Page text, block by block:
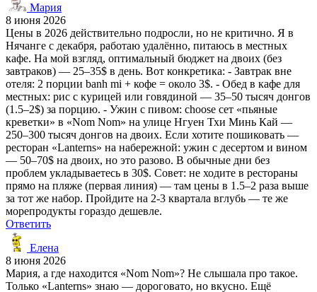
Мария
8 июня 2026
Цены в 2026 действительно подросли, но не критично. Я в
Нячанге с декабря, работаю удалённо, питаюсь в местных
кафе. На мой взгляд, оптимальный бюджет на двоих (без
завтраков) — 25–35$ в день. Вот конкретика: - Завтрак вне
отеля: 2 порции banh mi + кофе = около 3$. - Обед в кафе для
местных: рис с курицей или говядиной — 35–50 тысяч донгов
(1.5–2$) за порцию. - Ужин с пивом: choose сет «пьяные
креветки» в «Nom Nom» на улице Нгуен Тхи Минь Кай —
250–300 тысяч донгов на двоих. Если хотите пошиковать —
ресторан «Lanterns» на набережной: ужин с десертом и вином
— 50–70$ на двоих, но это разово. В обычные дни без
проблем укладываетесь в 30$. Совет: не ходите в рестораны
прямо на пляже (первая линия) — там цены в 1.5–2 раза выше
за тот же набор. Пройдите на 2-3 квартала вглубь — те же
морепродукты гораздо дешевле.
Ответить
Елена
8 июня 2026
Мария, а где находится «Nom Nom»? Не слышала про такое.
Только «Lanterns» знаю — дороговато, но вкусно. Ещё